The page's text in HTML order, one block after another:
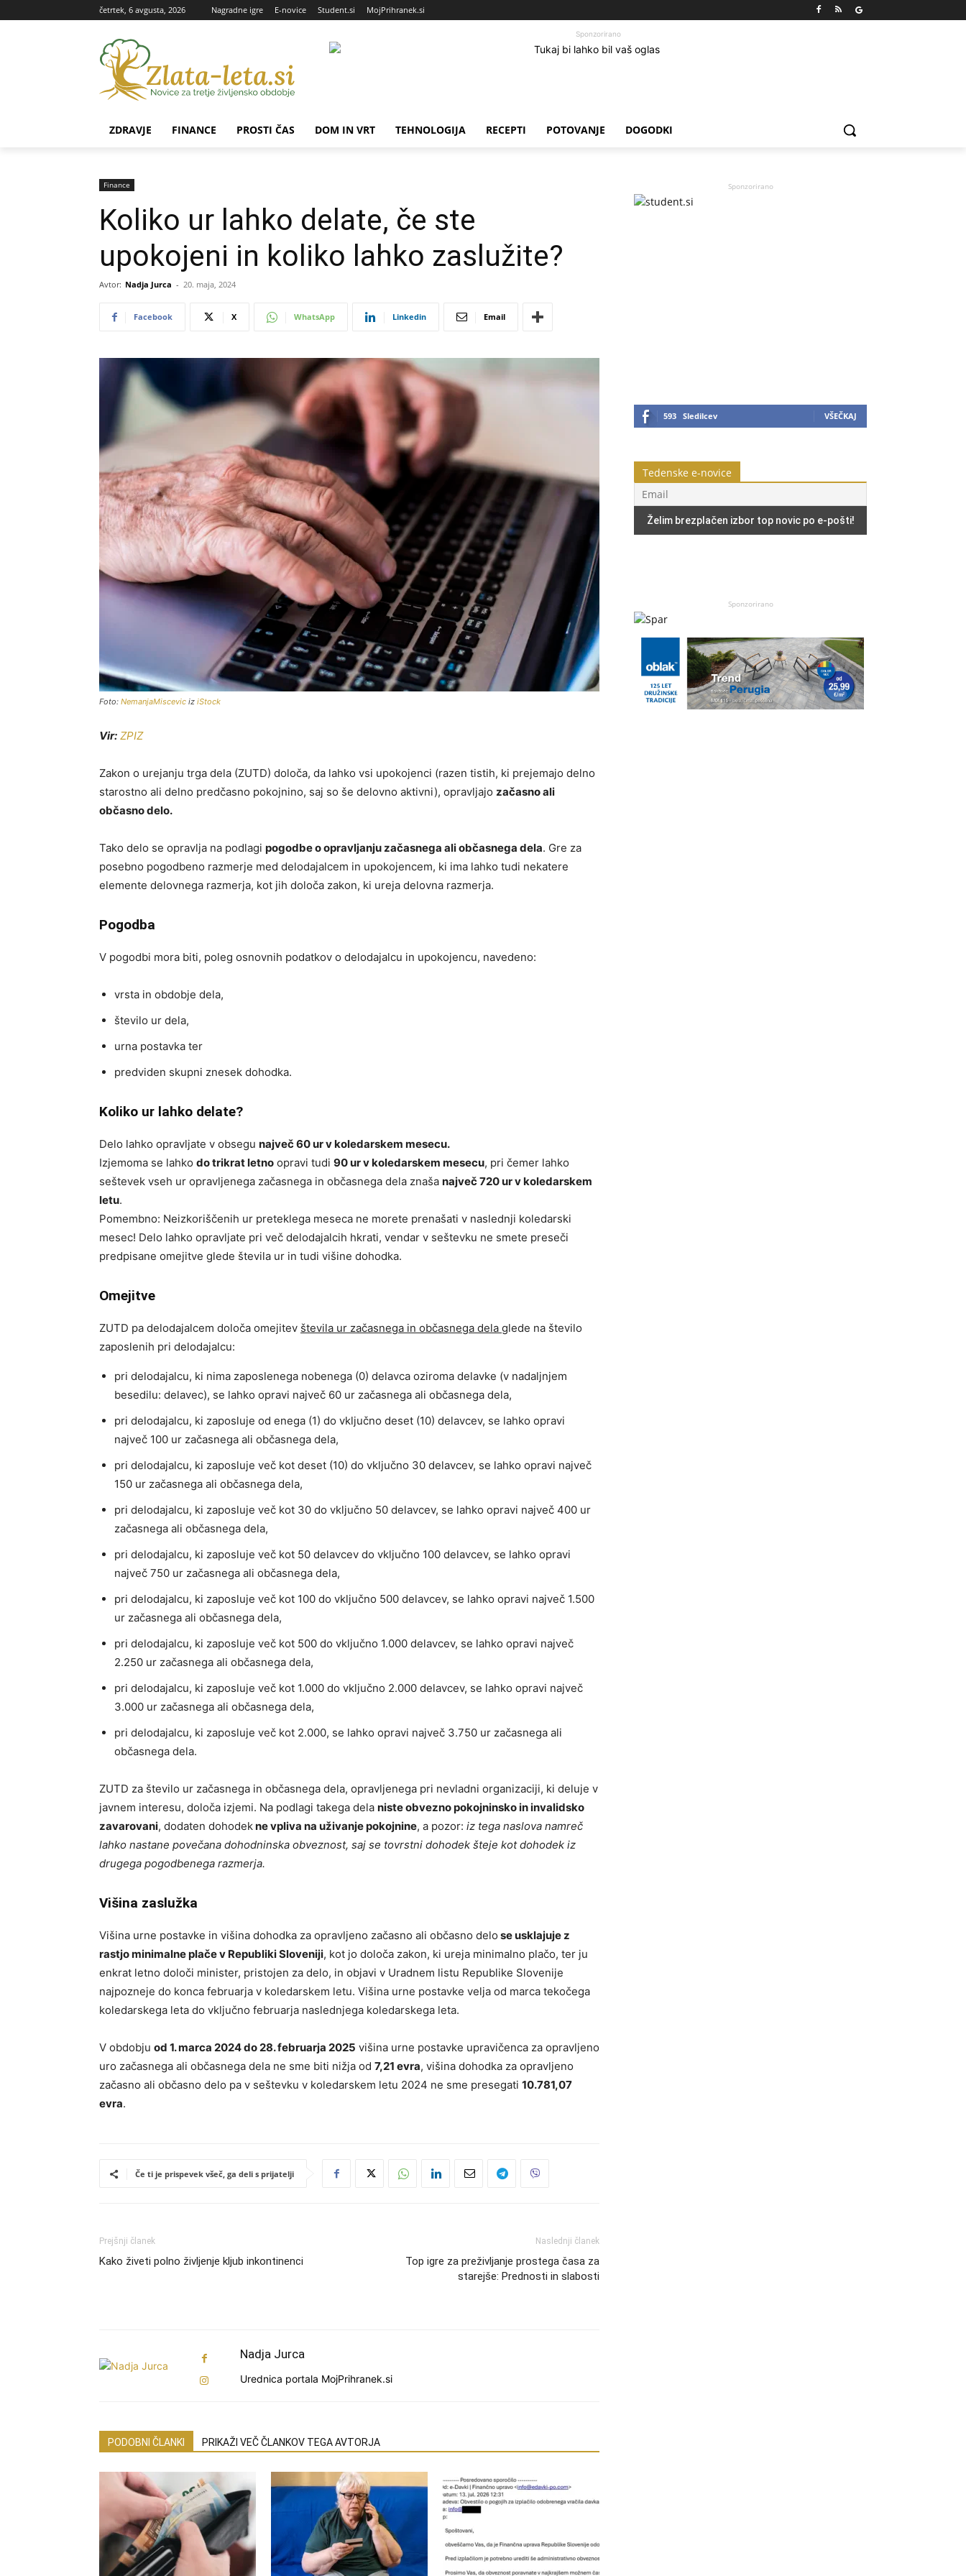
četrtek, 6 avgusta, 2026 Nagradne igre E-novice Student.si MojPrihranek.si
Sponzorirano
ZDRAVJE FINANCE PROSTI ČAS DOM IN VRT TEHNOLOGIJA RECEPTI POTOVANJE DOGODKI
Finance
Koliko ur lahko delate, če ste
upokojeni in koliko lahko zaslužite?
Avtor: Nadja Jurca - 20. maja, 2024
Facebook X WhatsApp Linkedin Email
Foto: NemanjaMiscevic iz iStock
Vir: ZPIZ
Zakon o urejanju trga dela (ZUTD) določa, da lahko vsi upokojenci (razen tistih, ki prejemajo delno
starostno ali delno predčasno pokojnino, saj so še delovno aktivni), opravljajo začasno ali
občasno delo.
Tako delo se opravlja na podlagi pogodbe o opravljanju začasnega ali občasnega dela. Gre za
posebno pogodbeno razmerje med delodajalcem in upokojencem, ki ima lahko tudi nekatere
elemente delovnega razmerja, kot jih določa zakon, ki ureja delovna razmerja.
Pogodba
V pogodbi mora biti, poleg osnovnih podatkov o delodajalcu in upokojencu, navedeno:
vrsta in obdobje dela,
število ur dela,
urna postavka ter
predviden skupni znesek dohodka.
Koliko ur lahko delate?
Delo lahko opravljate v obsegu največ 60 ur v koledarskem mesecu.
Izjemoma se lahko do trikrat letno opravi tudi 90 ur v koledarskem mesecu, pri čemer lahko
seštevek vseh ur opravljenega začasnega in občasnega dela znaša največ 720 ur v koledarskem
letu.
Pomembno: Neizkoriščenih ur preteklega meseca ne morete prenašati v naslednji koledarski
mesec! Delo lahko opravljate pri več delodajalcih hkrati, vendar v seštevku ne smete preseči
predpisane omejitve glede števila ur in tudi višine dohodka.
Omejitve
ZUTD pa delodajalcem določa omejitev števila ur začasnega in občasnega dela glede na število
zaposlenih pri delodajalcu:
pri delodajalcu, ki nima zaposlenega nobenega (0) delavca oziroma delavke (v nadaljnjem
besedilu: delavec), se lahko opravi največ 60 ur začasnega ali občasnega dela,
pri delodajalcu, ki zaposluje od enega (1) do vključno deset (10) delavcev, se lahko opravi
največ 100 ur začasnega ali občasnega dela,
pri delodajalcu, ki zaposluje več kot deset (10) do vključno 30 delavcev, se lahko opravi največ
150 ur začasnega ali občasnega dela,
pri delodajalcu, ki zaposluje več kot 30 do vključno 50 delavcev, se lahko opravi največ 400 ur
začasnega ali občasnega dela,
pri delodajalcu, ki zaposluje več kot 50 delavcev do vključno 100 delavcev, se lahko opravi
največ 750 ur začasnega ali občasnega dela,
pri delodajalcu, ki zaposluje več kot 100 do vključno 500 delavcev, se lahko opravi največ 1.500
ur začasnega ali občasnega dela,
pri delodajalcu, ki zaposluje več kot 500 do vključno 1.000 delavcev, se lahko opravi največ
2.250 ur začasnega ali občasnega dela,
pri delodajalcu, ki zaposluje več kot 1.000 do vključno 2.000 delavcev, se lahko opravi največ
3.000 ur začasnega ali občasnega dela,
pri delodajalcu, ki zaposluje več kot 2.000, se lahko opravi največ 3.750 ur začasnega ali
občasnega dela.
ZUTD za število ur začasnega in občasnega dela, opravljenega pri nevladni organizaciji, ki deluje v
javnem interesu, določa izjemi. Na podlagi takega dela niste obvezno pokojninsko in invalidsko
zavarovani, dodaten dohodekne vpliva na uživanje pokojnine, a pozor: iz tega naslova namreč
lahko nastane povečana dohodninska obveznost, saj se tovrstni dohodek šteje kot dohodek iz
drugega pogodbenega razmerja.
Višina zaslužka
Višina urne postavke in višina dohodka za opravljeno začasno ali občasno delo se usklajuje z
rastjo minimalne plače v Republiki Sloveniji, kot jo določa zakon, ki ureja minimalno plačo, ter ju
enkrat letno določi minister, pristojen za delo, in objavi v Uradnem listu Republike Slovenije
najpozneje do konca februarja v koledarskem letu. Višina urne postavke velja od marca tekočega
koledarskega leta do vključno februarja naslednjega koledarskega leta.
V obdobju od 1. marca 2024 do 28. februarja 2025 višina urne postavke upravičenca za opravljeno
uro začasnega ali občasnega dela ne sme biti nižja od 7,21 evra, višina dohodka za opravljeno
začasno ali občasno delo pa v seštevku v koledarskem letu 2024 ne sme presegati 10.781,07
evra.
Če ti je prispevek všeč, ga deli s prijatelji
Prejšnji članek
Kako živeti polno življenje kljub inkontinenci
Naslednji članek
Top igre za preživljanje prostega časa za
starejše: Prednosti in slabosti
Nadja Jurca
Urednica portala MojPrihranek.si
PODOBNI ČLANKI PRIKAŽI VEČ ČLANKOV TEGA AVTORJA
Sponzorirano
593 Sledilcev VŠEČKAJ
Tedenske e-novice
Sponzorirano